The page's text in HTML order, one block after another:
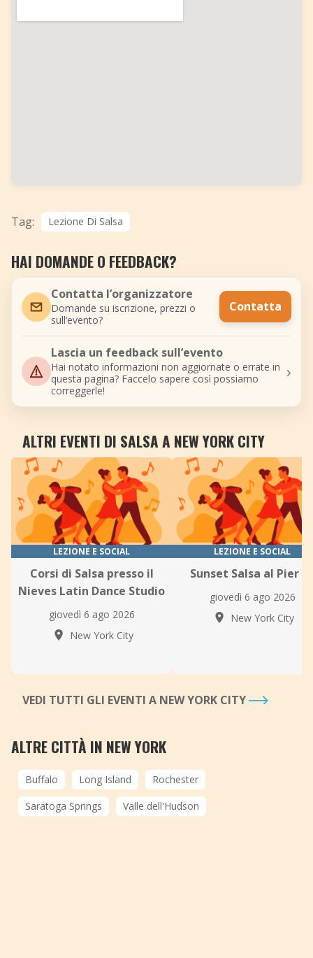
Tag: Lezione Di Salsa
HAI DOMANDE O FEEDBACK?
Contatta l’organizzatore
Domande su iscrizione, prezzi o
sull’evento?
Contatta
Lascia un feedback sull’evento
Hai notato informazioni non aggiornate o errate in
questa pagina? Faccelo sapere così possiamo
correggerle!
›
ALTRI EVENTI DI SALSA A NEW YORK CITY
LEZIONE E SOCIAL
Corsi di Salsa presso il
Nieves Latin Dance Studio
giovedì 6 ago 2026
New York City
LEZIONE E SOCIAL
Sunset Salsa al Pier
giovedì 6 ago 2026
New York City
VEDI TUTTI GLI EVENTI A NEW YORK CITY
ALTRE CITTÀ IN NEW YORK
Buffalo Long Island
Rochester
Saratoga Springs
Valle dell'Hudson